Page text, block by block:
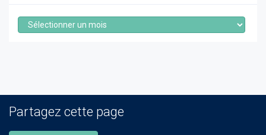
Archives
Partagez cette page